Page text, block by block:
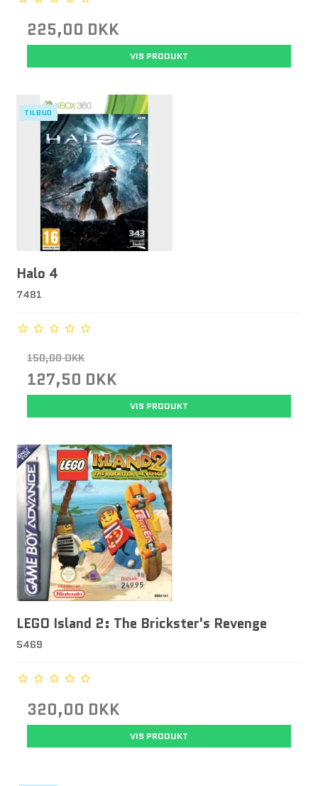
225,00 DKK
VIS PRODUKT
TILBUD
Halo 4
7481
150,00 DKK
127,50 DKK
VIS PRODUKT
LEGO Island 2: The Brickster's Revenge
5469
320,00 DKK
VIS PRODUKT